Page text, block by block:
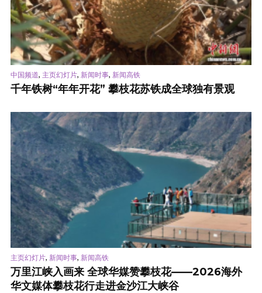
中国频道, 主页幻灯片, 新闻时事, 新闻高铁
千年铁树“年年开花” 攀枝花苏铁成全球独有景观
主页幻灯片, 新闻时事, 新闻高铁
万里江峡入画来 全球华媒赞攀枝花——2026海外
华文媒体攀枝花行走进金沙江大峡谷